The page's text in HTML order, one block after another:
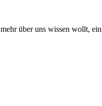
über uns wissen wollt,